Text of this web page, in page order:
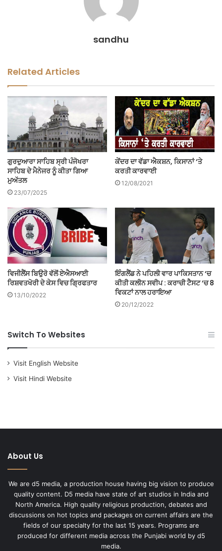
sandhu
Related Articles
ਗੁਰਦੁਆਰਾ ਸਾਹਿਬ ਸ੍ਰੀ ਪੰਜੋਖਰਾ
ਸਾਹਿਬ ਦੇ ਮੈਨੇਜਰ ਨੂੰ ਕੀਤਾ ਗਿਆ
ਮੁਅੱਤਲ
23/07/2025
ਕੇਂਦਰ ਦਾ ਵੱਡਾ ਐਕਸ਼ਨ, ਕਿਸਾਨਾਂ ‘ਤੇ
ਕਰਤੀ ਕਾਰਵਾਈ
12/08/2021
ਵਿਜੀਲੈਂਸ ਬਿਉਰੋ ਵੱਲੋਂ ਏਐਸਆਈ
ਰਿਸ਼ਵਤਖੋਰੀ ਦੇ ਕੇਸ ਵਿਚ ਗ੍ਰਿਫਤਾਰ
13/10/2022
ਇੰਗਲੈਂਡ ਨੇ ਪਹਿਲੀ ਵਾਰ ਪਾਕਿਸਤਾਨ ‘ਚ
ਕੀਤੀ ਕਲੀਨ ਸਵੀਪ : ਕਰਾਚੀ ਟੈਸਟ ‘ਚ 8
ਵਿਕਟਾਂ ਨਾਲ ਹਰਾਇਆ
20/12/2022
Switch To Websites
Visit English Website
Visit Hindi Website
About Us
We are d5 media, a production house having big vision to produce
quality content. D5 media have state of art studios in India and
North America. High quality religious production, debates and
discussions on hot topics and packages on current affairs are the
fields of our specialty for the last 15 years. Programs are
produced for different media across the Punjabi world by d5
media.